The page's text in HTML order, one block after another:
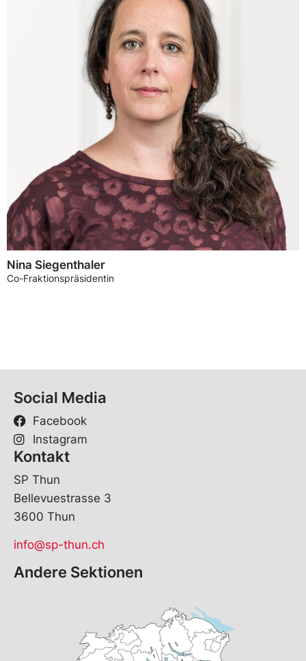
Nina Siegenthaler
Co-Fraktionspräsidentin
Social Media
Facebook
Instagram
Kontakt
SP Thun
Bellevuestrasse 3
3600 Thun
info@sp-thun.ch
Andere Sektionen